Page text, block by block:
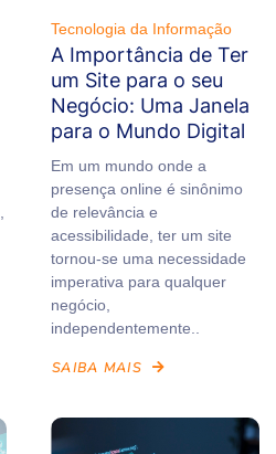
Tecnologia da Informação
A Importância de Ter
um Site para o seu
Negócio: Uma Janela
para o Mundo Digital
Em um mundo onde a
presença online é sinônimo
de relevância e
acessibilidade, ter um site
tornou-se uma necessidade
imperativa para qualquer
negócio,
independentemente..
SAIBA MAIS